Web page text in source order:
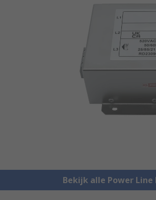
Bekijk alle Power Line